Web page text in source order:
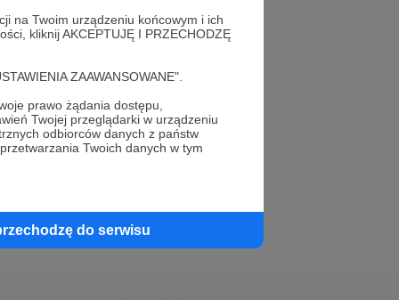
na Twoim urządzeniu końcowym i ich
kliknij AKCEPTUJĘ I PRZECHODZĘ
ZAAWANSOWANE".
prawo żądania dostępu,
Twojej przeglądarki w urządzeniu
odbiorców danych z państw
Twoich danych w tym
do serwisu
Odnalezione
i Muzeum Sopotu
Słuchaj